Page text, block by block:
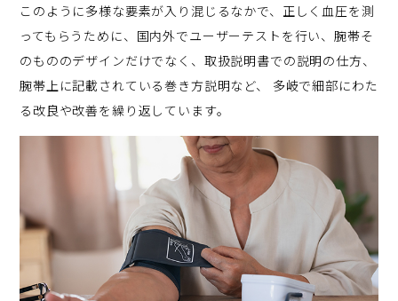
このように多様な要素が入り混じるなかで、正しく血圧を測
ってもらうために、国内外でユーザーテストを行い、腕帯そ
のもののデザインだけでなく、取扱説明書での説明の仕方、
腕帯上に記載されている巻き方説明など、 多岐で細部にわた
る改良や改善を繰り返しています。